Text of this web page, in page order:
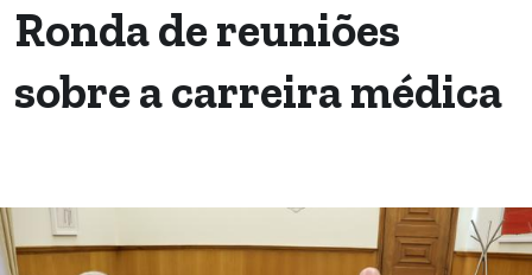
Ronda de reuniões
sobre a carreira médica